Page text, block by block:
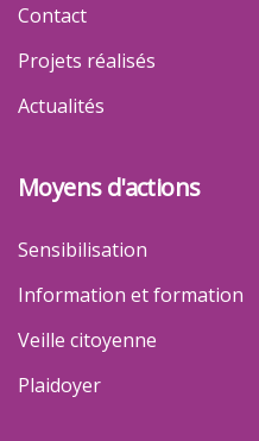
Contact
Projets réalisés
Actualités
Moyens d'actions
Sensibilisation
Information et formation
Veille citoyenne
Plaidoyer